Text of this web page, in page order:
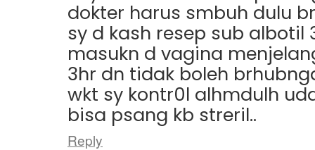
dokter harus smbuh dulu
sy d kash resep sub albotil
masukn d vagina
3hr dn tidak boleh
wkt sy kontr0l alhmdulh
bisa psang kb streril..
Reply